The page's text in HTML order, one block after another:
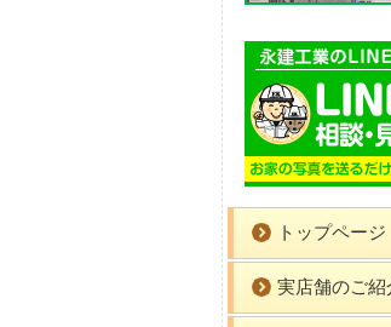
トップページ
実店舗のご紹